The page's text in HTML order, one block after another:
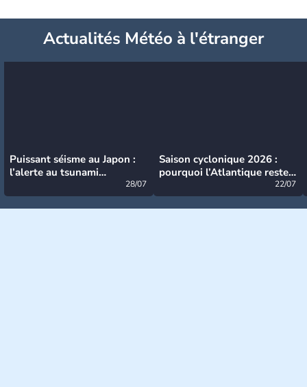
Actualités Météo à l'étranger
Puissant séisme au Japon :
l’alerte au tsunami
28/07
Saison cyclonique 2026 :
pourquoi l’Atlantique reste
22/07